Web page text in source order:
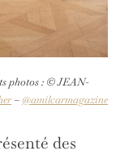
photos : © JEAN-
– @amilcarmagazine
des